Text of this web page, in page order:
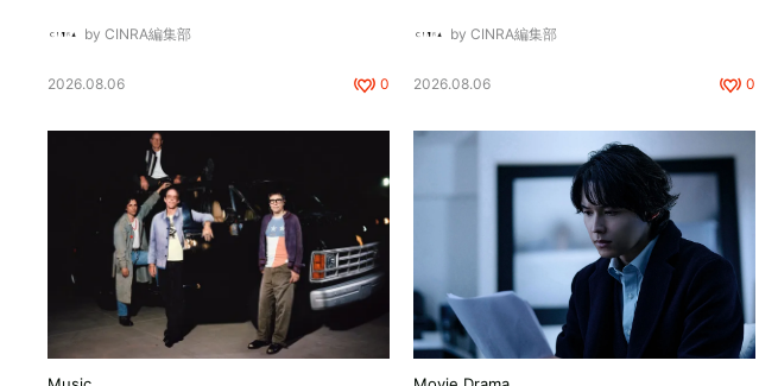
by CINRA編集部
2026.08.06 0
by CINRA編集部
2026.08.06 0